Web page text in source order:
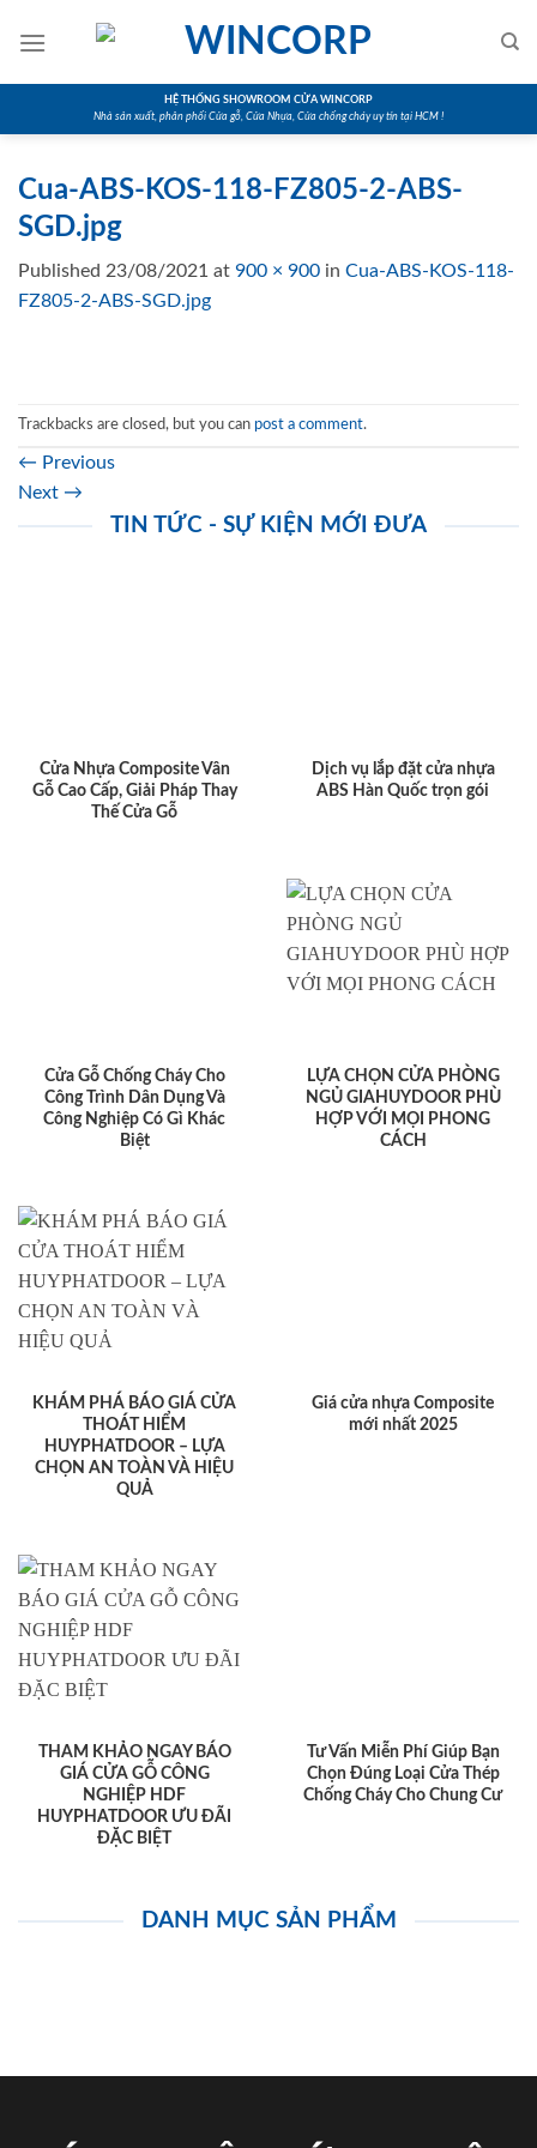
HỆ THỐNG SHOWROOM CỬA WINCORP
Nhà sản xuất, phân phối Cửa gỗ, Cửa Nhựa, Cửa chống cháy uy tín tại HCM !
Cua-ABS-KOS-118-FZ805-2-ABS-
SGD.jpg
Published 23/08/2021 at 900 × 900 in Cua-ABS-KOS-118-
FZ805-2-ABS-SGD.jpg
Trackbacks are closed, but you can post a comment.
← Previous
Next →
TIN TỨC - SỰ KIỆN MỚI ĐƯA
Cửa Nhựa Composite Vân
Gỗ Cao Cấp, Giải Pháp Thay
Thế Cửa Gỗ
Dịch vụ lắp đặt cửa nhựa
ABS Hàn Quốc trọn gói
Cửa Gỗ Chống Cháy Cho
Công Trình Dân Dụng Và
Công Nghiệp Có Gì Khác
Biệt
LỰA CHỌN CỬA PHÒNG
NGỦ GIAHUYDOOR PHÙ
HỢP VỚI MỌI PHONG
CÁCH
KHÁM PHÁ BÁO GIÁ CỬA
THOÁT HIỂM
HUYPHATDOOR – LỰA
CHỌN AN TOÀN VÀ HIỆU
QUẢ
Giá cửa nhựa Composite
mới nhất 2025
THAM KHẢO NGAY BÁO
GIÁ CỬA GỖ CÔNG
NGHIỆP HDF
HUYPHATDOOR ƯU ĐÃI
ĐẶC BIỆT
Tư Vấn Miễn Phí Giúp Bạn
Chọn Đúng Loại Cửa Thép
Chống Cháy Cho Chung Cư
DANH MỤC SẢN PHẨM